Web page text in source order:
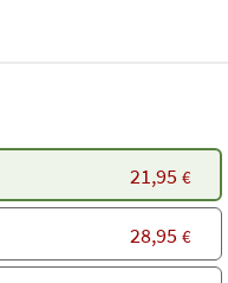
21,95 €
28,95 €